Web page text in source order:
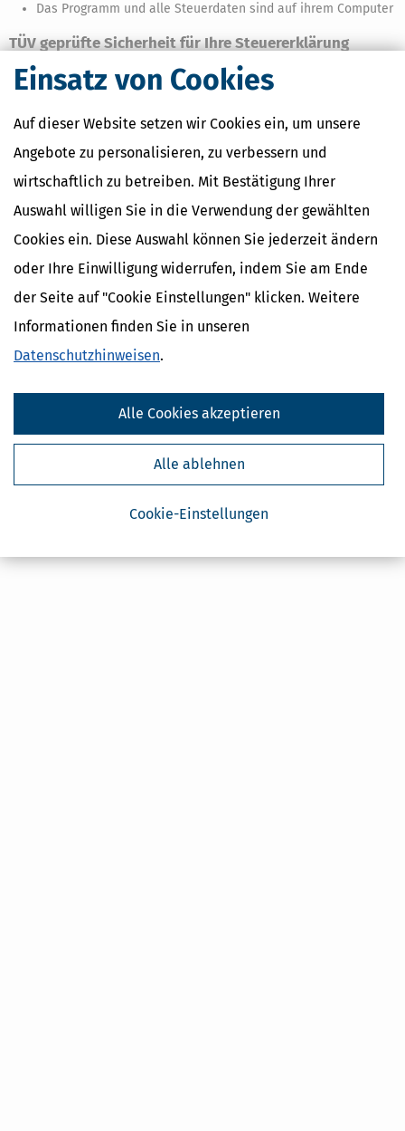
Einsatz von Cookies
Auf dieser Website setzen wir Cookies ein, um unsere
Angebote zu personalisieren, zu verbessern und
wirtschaftlich zu betreiben. Mit Bestätigung Ihrer
Auswahl willigen Sie in die Verwendung der gewählten
Cookies ein. Diese Auswahl können Sie jederzeit ändern
oder Ihre Einwilligung widerrufen, indem Sie am Ende
der Seite auf "Cookie Einstellungen" klicken. Weitere
Informationen finden Sie in unseren
Datenschutzhinweisen.
Cookie-Einstellungen
Alle ablehnen
Alle Cookies akzeptieren
Das Programm und alle Steuerdaten sind auf ihrem Computer
TÜV geprüfte Sicherheit für Ihre Steuererklärung
Großer Vorteil gegenüber anderen Online-Steuerprogrammen: Ihre
werden weder an uns noch Dritte weitergegeben.
Erst mit Abschluss der Steuererklärung versendet unser Programm
Ihre Angaben digital an das Finanzamt (per Elster-Schnittstelle). Sie
müssen keine komplizierten Formulare ausfüllen, ausdrucken und
nichts mehr per Post ans Finanzamt oder über Elster-Online
verschicken.
Steuerprogramm und Steuer-Ratgeber für Rentner
Die optimale Kombination aus Steuersoftware und Ratgeber zu
allen Themen rund um die Steuererklärung für Rentner:
Rentenbesteuerung: Muss jeder Rentner eine Steuererklärung
abgeben?
Für alle Renten und Pensionen: Anlage R nach dem
Eingabe-Check mit Plausibilitätsprüfung aller Angaben